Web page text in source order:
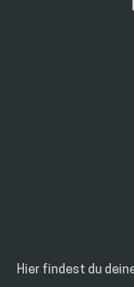
Hier findest du